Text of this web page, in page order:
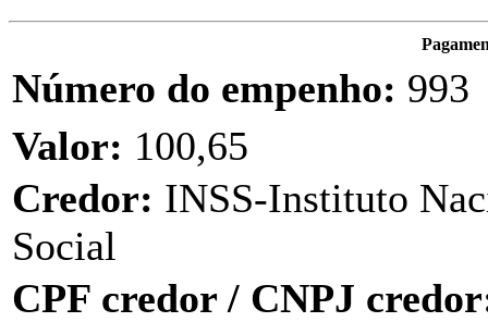
Número do empenho: 993
Valor: 100,65
Credor: INSS-Instituto
Social
CPF credor / CNPJ